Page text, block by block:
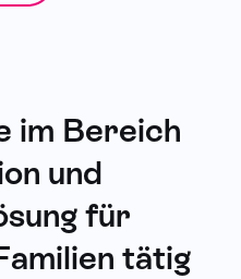
im Bereich
und
für
tätig